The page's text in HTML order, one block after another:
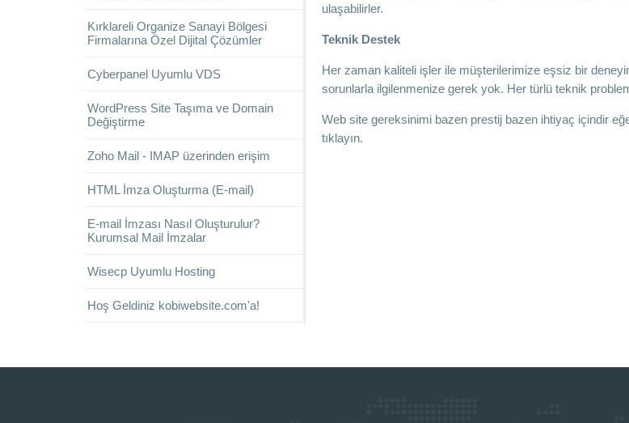
ulaşabilirler.
Teknik Destek
Her zaman kaliteli işler ile müşterilerimize eşsiz bir
sorunlarla ilgilenmenize gerek yok. Her türlü teknik
Web site gereksinimi bazen prestij bazen ihtiyaç içindir
tıklayın.
Kırklareli Organize Sanayi Bölgesi
Firmalarına Özel Dijital Çözümler
Cyberpanel Uyumlu VDS
WordPress Site Taşıma ve Domain
Değiştirme
Zoho Mail - IMAP üzerinden erişim
HTML İmza Oluşturma (E-mail)
E-mail İmzası Nasıl Oluşturulur?
Kurumsal Mail İmzalar
Wisecp Uyumlu Hosting
Hoş Geldiniz kobiwebsite.com'a!